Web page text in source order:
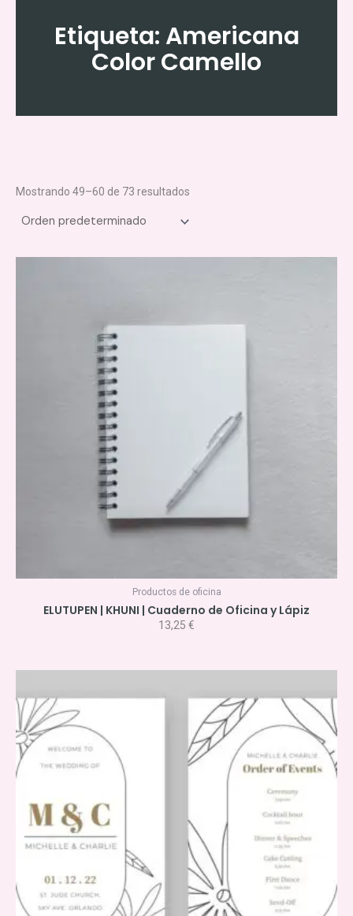
Etiqueta: Americana
Color Camello
Mostrando 49–60 de 73 resultados
Productos de oficina
ELUTUPEN | KHUNI | Cuaderno de Oficina y Lápiz
13,25 €